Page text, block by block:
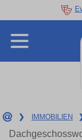
❯ IMMOBILIEN